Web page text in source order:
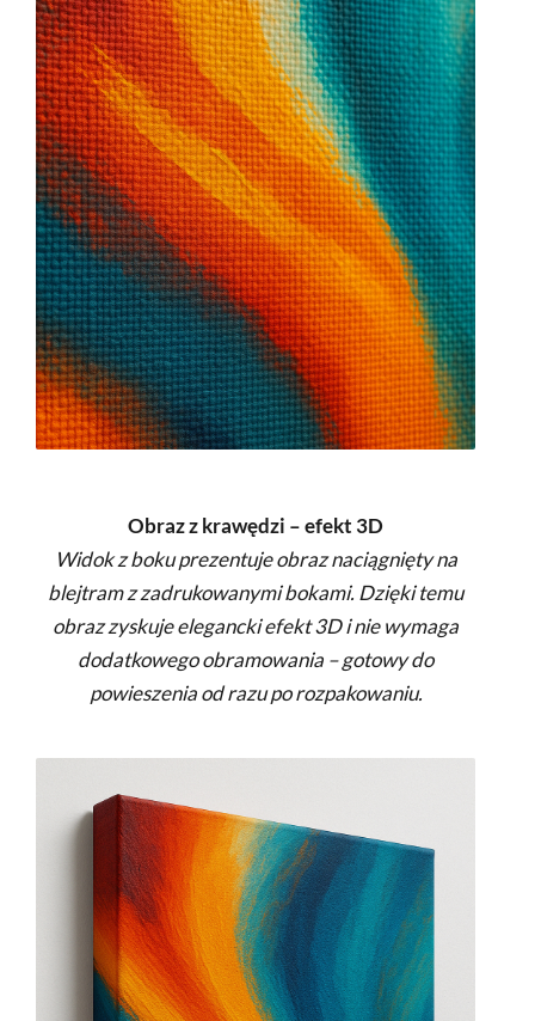
Obraz z krawędzi – efekt 3D
Widok z boku prezentuje obraz naciągnięty na
blejtram z zadrukowanymi bokami. Dzięki temu
obraz zyskuje elegancki efekt 3D i nie wymaga
dodatkowego obramowania – gotowy do
powieszenia od razu po rozpakowaniu.